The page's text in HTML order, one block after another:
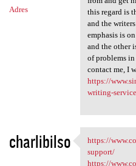
Adres
this regard is
and the
emphasis is
and the other
of problems in
contact me, I
https://
writing-
charlibilso https://
https://
support/
https://